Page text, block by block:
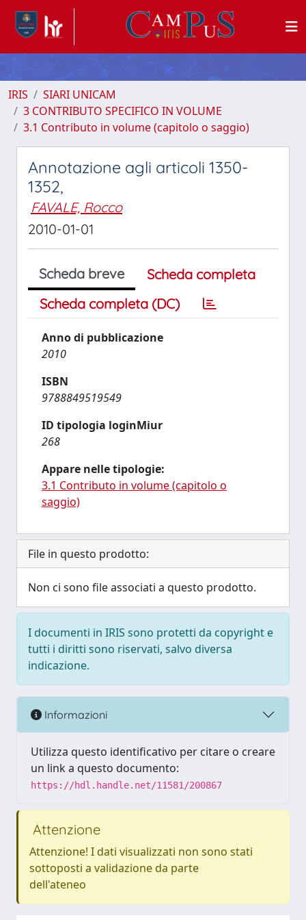
IRIS
SIARI UNICAM
3 CONTRIBUTO SPECIFICO IN VOLUME
3.1 Contributo in volume (capitolo o saggio)
Annotazione agli articoli 1350-
1352,
FAVALE, Rocco
2010-01-01
Scheda breve
Scheda completa
Scheda completa (DC)
Anno di pubblicazione
2010
ISBN
9788849519549
ID tipologia loginMiur
268
Appare nelle tipologie:
3.1 Contributo in volume (capitolo o
saggio)
File in questo prodotto:
Non ci sono file associati a questo prodotto.
I documenti in IRIS sono protetti da copyright e
tutti i diritti sono riservati, salvo diversa
indicazione.
Informazioni
Utilizza questo identificativo per citare o creare
un link a questo documento:
https://hdl.handle.net/11581/200867
Attenzione
Attenzione! I dati visualizzati non sono stati
sottoposti a validazione da parte
dell'ateneo